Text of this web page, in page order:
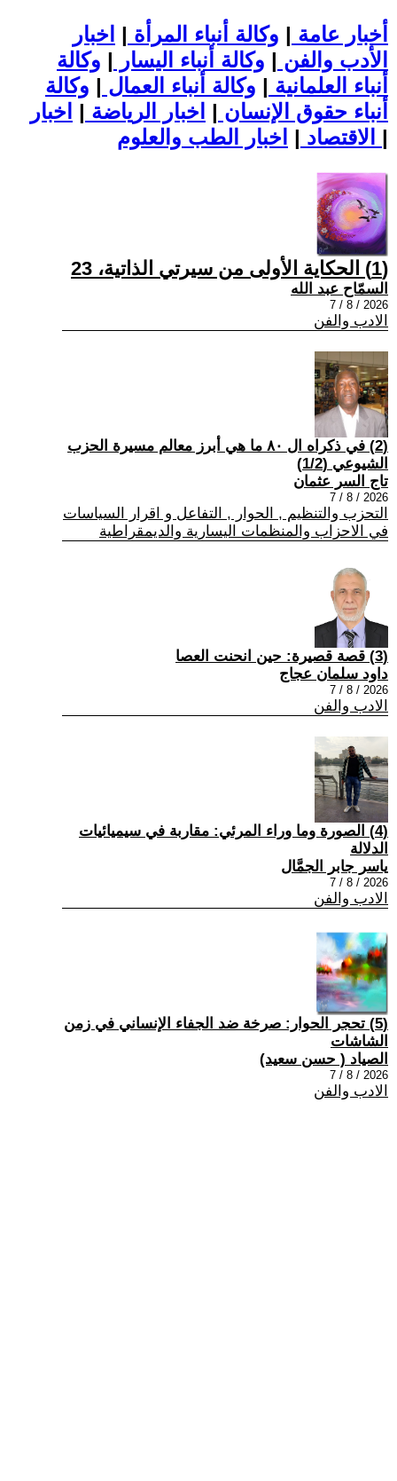
أخبار عامة | وكالة أنباء المرأة | اخبار
الأدب والفن | وكالة أنباء اليسار | وكالة
أنباء العلمانية | وكالة أنباء العمال | وكالة
أنباء حقوق الإنسان | اخبار الرياضة | اخبار
الاقتصاد | |
(1) الحكاية الأولى من سيرتي الذاتية، 23
السمّاح عبد الله
2026 / 8 / 7
الادب والفن
(2) في ذكراه ال ٨٠ ما هي أبرز معالم مسيرة الحزب
الشيوعي (1/2)
تاج السر عثمان
2026 / 8 / 7
التحزب والتنظيم , الحوار , التفاعل و اقرار السياسات
في الاحزاب والمنظمات اليسارية والديمقراطية
(3) قصة قصيرة: حين انحنت العصا
داود سلمان عجاج
2026 / 8 / 7
الادب والفن
(4) الصورة وما وراء المرئي: مقاربة في سيميائيات
الدلالة
ياسر جابر الجمَّال
2026 / 8 / 7
الادب والفن
(5) تحجر الحوار: صرخة ضد الجفاء الإنساني في زمن
الشاشات
الصياد ‏( حسن سعيد‏)
2026 / 8 / 7
الادب والفن